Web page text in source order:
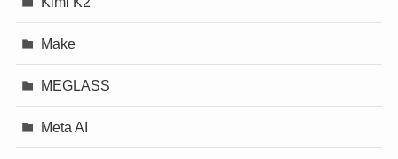
Make
MEGLASS
Meta AI